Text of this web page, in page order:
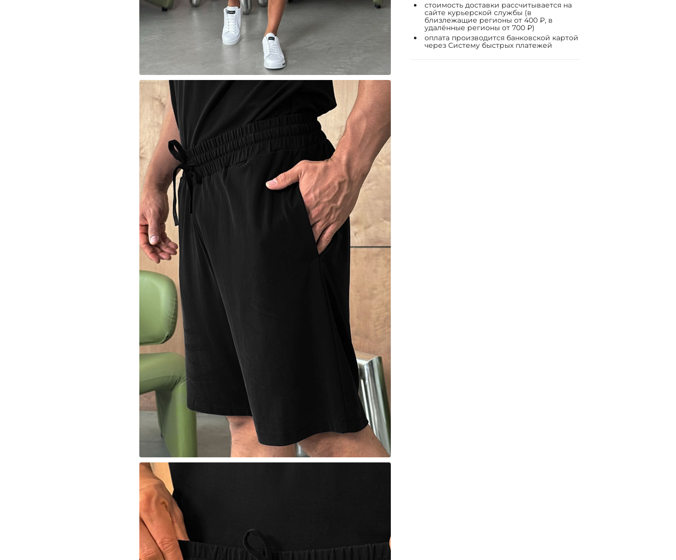
стоимость доставки рассчитывается на
сайте курьерской службы (в
близлежащие регионы от 400 ₽, в
удалённые регионы от 700 ₽)
оплата производится банковской картой
через Систему быстрых платежей